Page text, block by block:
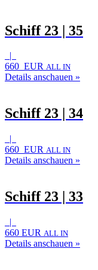
Schiff 23 | 35
|
660 EUR ALL IN
Details anschauen »
Schiff 23 | 34
|
660 EUR ALL IN
Details anschauen »
Schiff 23 | 33
|
660 EUR ALL IN
Details anschauen »